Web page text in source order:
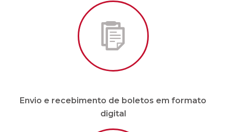
Envio e recebimento de boletos em formato
digital